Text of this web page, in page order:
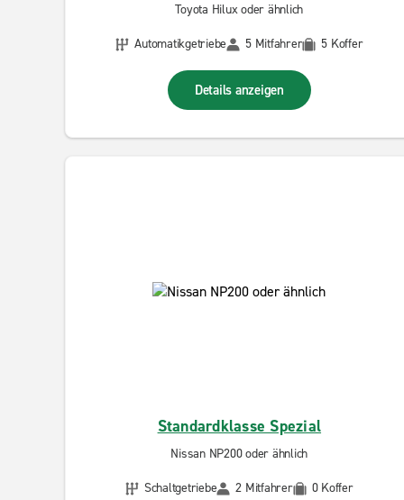
Toyota Hilux oder ähnlich
Automatikgetriebe
5 Mitfahrer 5 Koffer
Details anzeigen
Standardklasse Spezial
Nissan NP200 oder ähnlich
Schaltgetriebe
2 Mitfahrer 0 Koffer